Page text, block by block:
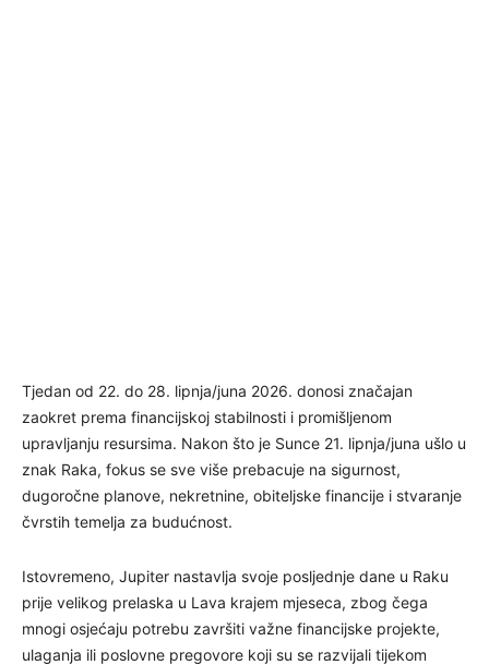
Tjedan od 22. do 28. lipnja/juna 2026. donosi značajan
zaokret prema financijskoj stabilnosti i promišljenom
upravljanju resursima. Nakon što je Sunce 21. lipnja/juna ušlo u
znak Raka, fokus se sve više prebacuje na sigurnost,
dugoročne planove, nekretnine, obiteljske financije i stvaranje
čvrstih temelja za budućnost.
Istovremeno, Jupiter nastavlja svoje posljednje dane u Raku
prije velikog prelaska u Lava krajem mjeseca, zbog čega
mnogi osjećaju potrebu završiti važne financijske projekte,
ulaganja ili poslovne pregovore koji su se razvijali tijekom